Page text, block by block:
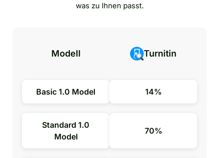
was zu Ihnen passt.
Modell Turnitin
Basic 1.0 Model 14%
Standard 1.0
Model
70%